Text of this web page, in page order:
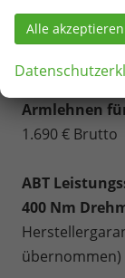
6 Sitzer: 1
Armlehnen für
€ Brutto
7 Sitzer: 2
Armlehnen
1.690 € Brutto
ABT
400 Nm
übernommen)
Alle akzeptieren